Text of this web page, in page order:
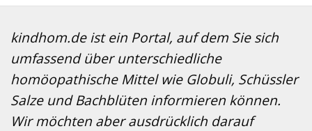
kindhom.de ist ein Portal, auf dem Sie sich
umfassend über unterschiedliche
homöopathische Mittel wie Globuli, Schüssler
Salze und Bachblüten informieren können.
Wir möchten aber ausdrücklich darauf